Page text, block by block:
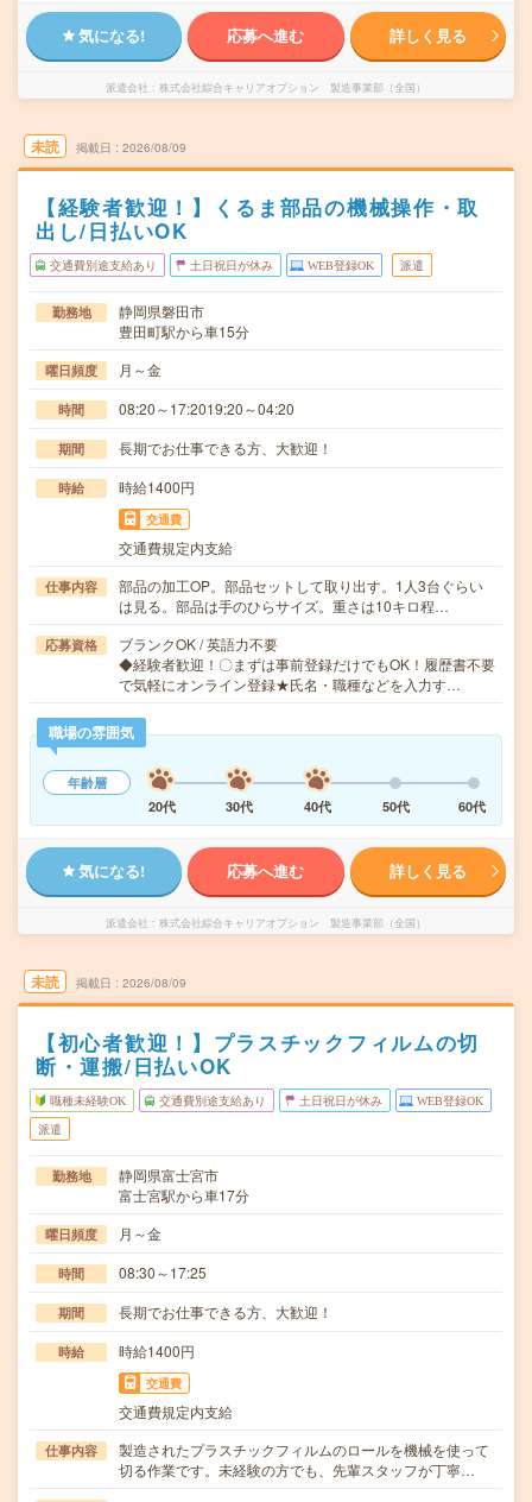
気になる! 応募へ進む 詳しく見る
派遣会社 株式会社綜合キャリアオプション 製造事業部（全国）
未読 掲載日 2026/08/09
【経験者歓迎！】くるま部品の機械操作・取
出し/日払いOK
交通費別途支給あり 土日祝日が休み WEB登録OK 派遣
勤務地
静岡県磐田市
豊田町駅から車15分
曜日頻度 月～金
時間 08:20～17:2019:20～04:20
期間 長期でお仕事できる方、大歓迎！
時給 時給1400円
交通費
交通費規定内支給
仕事内容
部品の加工OP。部品セットして取り出す。1人3台ぐらい
は見る。部品は手のひらサイズ。重さは10キロ程…
応募資格
ブランクOK / 英語力不要
◆経験者歓迎！〇まずは事前登録だけでもOK！履歴書不要
で気軽にオンライン登録★氏名・職種などを入力す…
職場の雰囲気
年齢層
20代
30代 40代 50代 60代
気になる! 応募へ進む 詳しく見る
派遣会社 株式会社綜合キャリアオプション 製造事業部（全国）
未読 掲載日 2026/08/09
【初心者歓迎！】プラスチックフィルムの切
断・運搬/日払いOK
職種未経験OK 交通費別途支給あり 土日祝日が休み WEB登録OK
派遣
勤務地
静岡県富士宮市
富士宮駅から車17分
曜日頻度 月～金
時間 08:30～17:25
期間 長期でお仕事できる方、大歓迎！
時給 時給1400円
交通費
交通費規定内支給
仕事内容
製造されたプラスチックフィルムのロールを機械を使って
切る作業です。未経験の方でも、先輩スタッフが丁寧…